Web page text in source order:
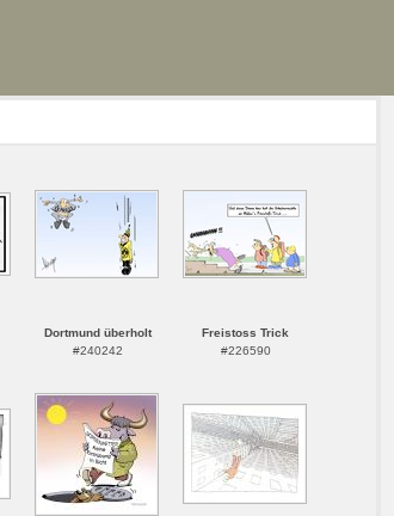
Dortmund überholt
#240242
Freistoss Trick
#226590